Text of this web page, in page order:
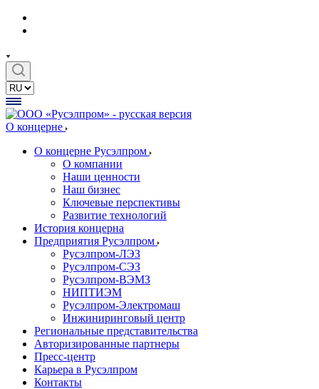
О концерне
О концерне Русэлпром
О компании
Наши ценности
Наш бизнес
Ключевые перспективы
Развитие технологий
История концерна
Предприятия Русэлпром
Русэлпром-ЛЭЗ
Русэлпром-СЭЗ
Русэлпром-ВЭМЗ
НИПТИЭМ
Русэлпром-Электромаш
Инжиниринговый центр
Региональные представительства
Авторизированные партнеры
Пресс-центр
Карьера в Русэлпром
Контакты